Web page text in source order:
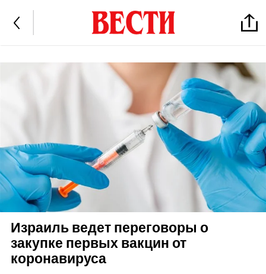
Израиль ведет переговоры о
закупке первых вакцин от
коронавируса